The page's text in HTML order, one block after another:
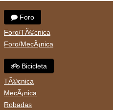
Foro
Foro/TÃ©cnica
Foro/MecÃ¡nica
Bicicleta
TÃ©cnica
MecÃ¡nica
Robadas